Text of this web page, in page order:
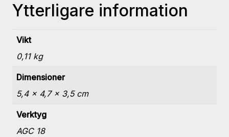
Ytterligare information
Vikt
0,11 kg
Dimensioner
5,4 × 4,7 × 3,5 cm
Verktyg
AGC 18